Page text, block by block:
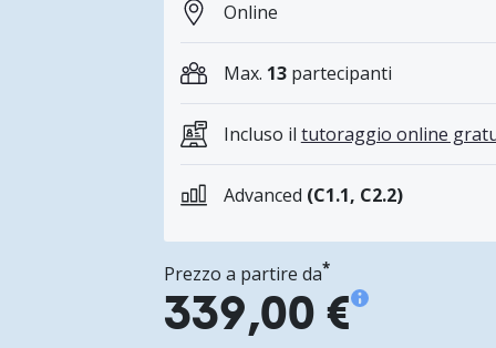
Online
Max. 13partecipanti
Incluso il tutoraggio online
Advanced (C1.1, C2.2)
Prezzo a partire da*
339,00 €